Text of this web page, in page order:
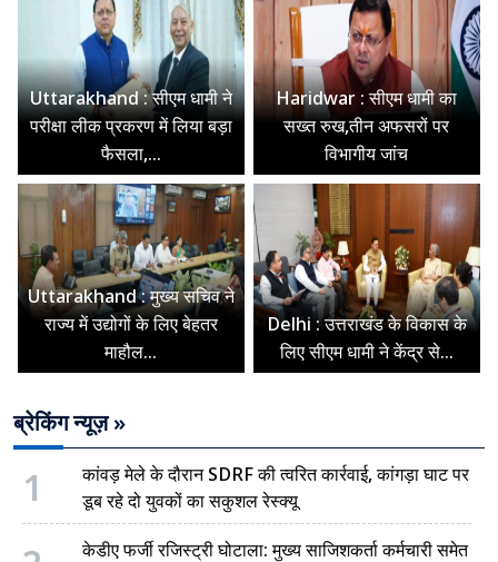
Uttarakhand : सीएम धामी ने
परीक्षा लीक प्रकरण में लिया बड़ा
फैसला,...
Haridwar : सीएम धामी का
सख्त रुख,तीन अफसरों पर
विभागीय जांच
Uttarakhand : मुख्य सचिव ने
राज्य में उद्योगों के लिए बेहतर
माहौल...
Delhi : उत्तराखंड के विकास के
लिए सीएम धामी ने केंद्र से...
ब्रेकिंग न्यूज़ »
1
कांवड़ मेले के दौरान SDRF की त्वरित कार्रवाई, कांगड़ा घाट पर
डूब रहे दो युवकों का सकुशल रेस्क्यू
केडीए फर्जी रजिस्ट्री घोटाला: मुख्य साजिशकर्ता कर्मचारी समेत